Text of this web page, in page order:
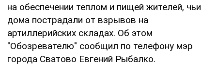
на обеспечении теплом и пищей жителей, чьи
дома пострадали от взрывов на
артиллерийских складах. Об этом
"Обозревателю" сообщил по телефону мэр
города Сватово Евгений Рыбалко.